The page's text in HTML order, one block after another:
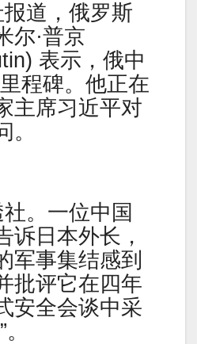
道，俄罗斯
尔·普京
表示，俄中
程碑。他正在
主席习近平对
。一位中国
诉日本外长，
军事集结感到
批评它在四年
安全会谈中采